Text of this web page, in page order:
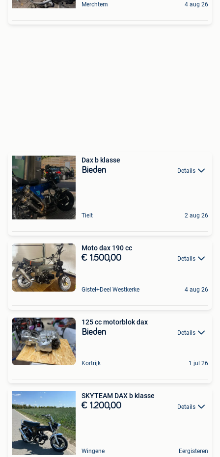
Merchtem 4 aug 26
Dax b klasse
Bieden Details
Tielt 2 aug 26
Moto dax 190 cc
€ 1.500,00 Details
Gistel+Deel Westkerke 4 aug 26
125 cc motorblok dax
Bieden Details
Kortrijk 1 jul 26
SKYTEAM DAX b klasse
€ 1.200,00 Details
Wingene Eergisteren